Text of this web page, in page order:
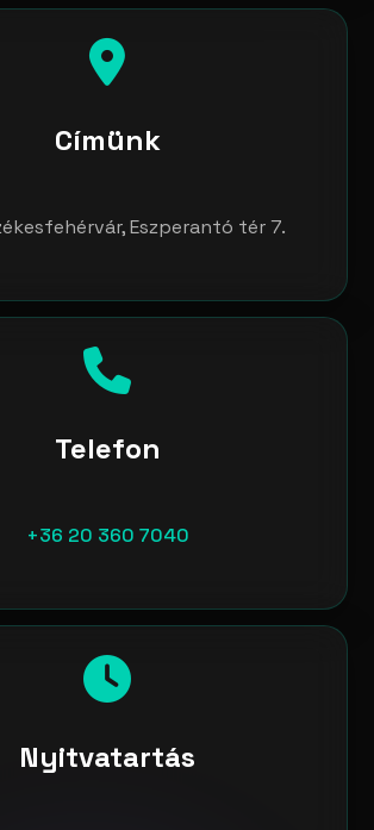
Címünk
Eszperantó tér 7.
Telefon
+36 20 360 7040
Nyitvatartás